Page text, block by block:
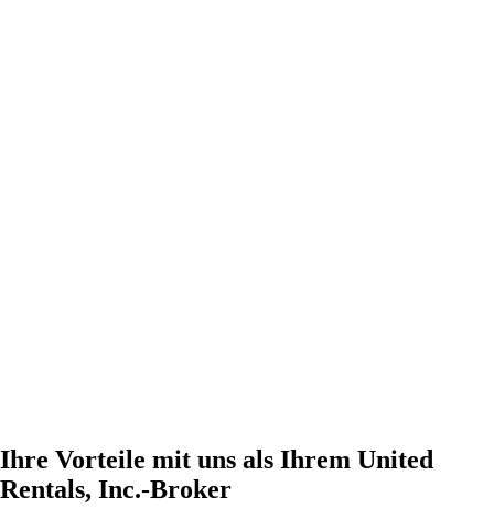
Ihre Vorteile mit uns als Ihrem United
Rentals, Inc.-Broker